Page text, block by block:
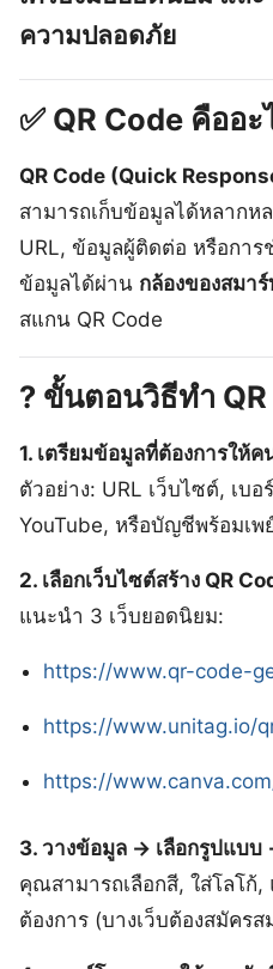
ความปลอดภัย
✅QR Code คืออะ
QR Code (Quick
สามารถเก็บข้อมูลได้หลากห
URL, ข้อมูลผู้ติดต่อ หรือการ
ข้อมูลได้ผ่าน กล้องของสมา
สแกน QR Code
?️ ขั้นตอนวิธีทำ
1. เตรียมข้อมูลที่ต้องการให้
ตัวอย่าง: URL เว็บไซต์, เบอ
YouTube, หรือบัญชีพร้อมเพ
2. เลือกเว็บไซต์สร้าง QR
แนะนำ 3 เว็บยอดนิยม:
https://www.qr-code-
https://www.unitag.io/
https://
3. วางข้อมูล → เลือกรูปแบบ
คุณสามารถเลือกสี, ใส่โลโก้
ต้องการ (บางเว็บต้องสมัคร